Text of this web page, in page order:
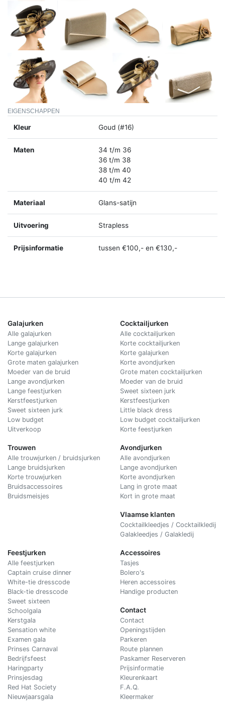
EIGENSCHAPPEN
Kleur Goud (#16)
Maten
34 t/m 36
36 t/m 38
38 t/m 40
40 t/m 42
Materiaal Glans-satijn
Uitvoering Strapless
Prijsinformatie tussen €100,- en €130,-
Galajurken
Alle galajurken
Lange galajurken
Korte galajurken
Grote maten galajurken
Moeder van de bruid
Lange avondjurken
Lange feestjurken
Kerstfeestjurken
Sweet sixteen jurk
Low budget
Uitverkoop
Trouwen
Alle trouwjurken / bruidsjurken
Lange bruidsjurken
Korte trouwjurken
Bruidsaccessoires
Bruidsmeisjes
Cocktailjurken
Alle cocktailjurken
Korte cocktailjurken
Korte galajurken
Korte avondjurken
Grote maten cocktailjurken
Moeder van de bruid
Sweet sixteen jurk
Kerstfeestjurken
Little black dress
Low budget cocktailjurken
Korte feestjurken
Avondjurken
Alle avondjurken
Lange avondjurken
Korte avondjurken
Lang in grote maat
Kort in grote maat
Vlaamse klanten
Cocktailkleedjes / Cocktailkledij
Galakleedjes / Galakledij
Feestjurken
Alle feestjurken
Captain cruise dinner
White-tie dresscode
Black-tie dresscode
Sweet sixteen
Schoolgala
Kerstgala
Sensation white
Examen gala
Prinses Carnaval
Bedrijfsfeest
Haringparty
Prinsjesdag
Red Hat Society
Nieuwjaarsgala
Accessoires
Tasjes
Bolero's
Heren accessoires
Handige producten
Contact
Contact
Openingstijden
Parkeren
Route plannen
Paskamer Reserveren
Prijsinformatie
Kleurenkaart
F.A.Q.
Kleermaker